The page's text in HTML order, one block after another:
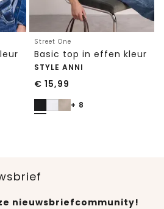
Street One
Basic top in effen kleur
STYLE ANNI
€ 15,99
+ 8
nieuwsbriefcommunity!